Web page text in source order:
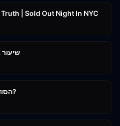
| Sold Out Night In NYC
שיעור
הסוד לבדיקה אם אתה הולך למות?